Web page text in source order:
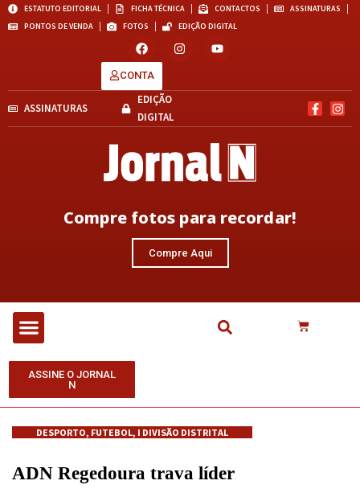
ESTATUTO EDITORIAL FICHA TÉCNICA CONTACTOS
ASSINATURAS
PONTOS DE VENDA
FOTOS EDIÇÃO DIGITAL
CONTA
ASSINATURAS
EDIÇÃO
DIGITAL
Compre fotos para recordar!
Compre Aqui
ASSINE O JORNAL
N
DESPORTO, FUTEBOL, I DIVISÃO DISTRITAL
ADN Regedoura trava líder